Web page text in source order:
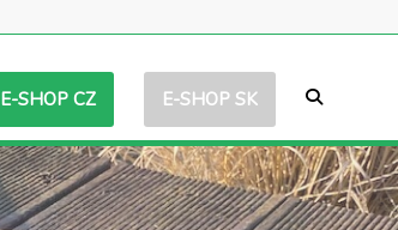
E-SHOP CZ E-SHOP SK